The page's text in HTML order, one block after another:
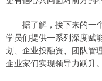
据了解，接下来的一个
学员们提供一系列深度赋
划、企业投融资、团队管
企业家们实现领导力跃升。